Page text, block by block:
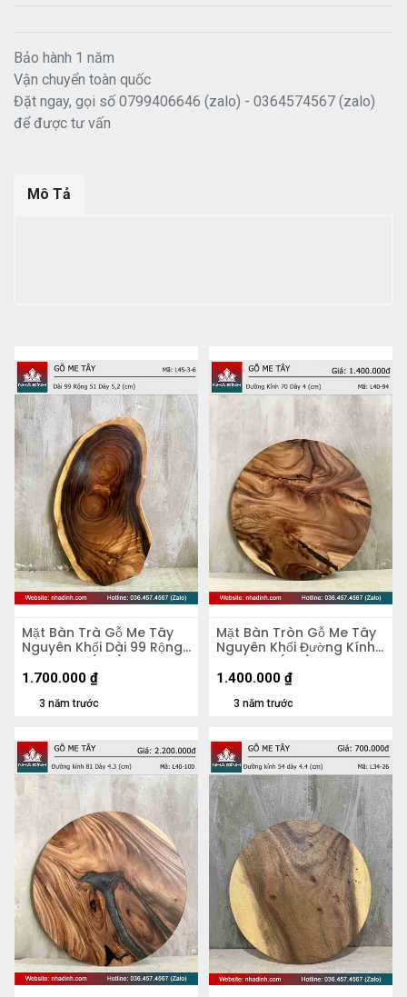
Bảo hành 1 năm
Vận chuyển toàn quốc
Đặt ngay, gọi số 0799406646 (zalo) - 0364574567 (zalo)
để được tư vấn
Mô Tả
Mặt Bàn Trà Gỗ Me Tây
Nguyên Khối Dài 99 Rộng
51 Dày 5,2 (cm)
3 năm trước
1.700.000 ₫
Mặt Bàn Tròn Gỗ Me Tây
Nguyên Khối Đường Kính
70 Dày 4 (cm)
3 năm trước
1.400.000 ₫